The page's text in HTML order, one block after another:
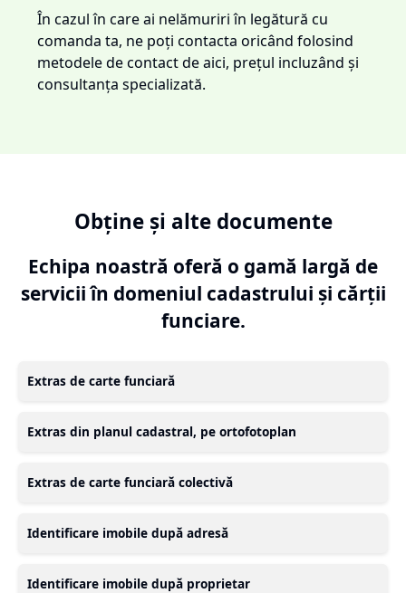
În cazul în care ai nelămuriri în legătură cu
comanda ta, ne poți contacta oricând folosind
metodele de contact de aici, prețul incluzând și
consultanța specializată.
Obține și alte documente
Echipa noastră oferă o gamă largă de
servicii în domeniul cadastrului și cărții
funciare.
Extras de carte funciară
Extras din planul cadastral, pe ortofotoplan
Extras de carte funciară colectivă
Identificare imobile după adresă
Identificare imobile după proprietar